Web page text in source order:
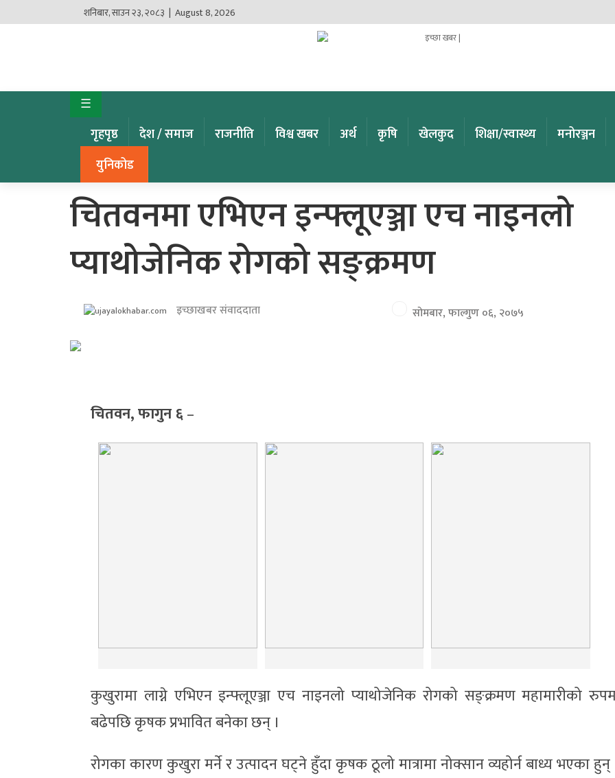
शनिबार,साउन२३,२०८३ | August 8, 2026
देश
☰
गृहपृष्ठ
देश / समाज राजनीति विश्व खबर अर्थ कृषि खेलकुद शिक्षा/स्वास्थ्य मनोरञ्जन
युनिकोड
चितवनमा एभिएन इन्फ्लूएञ्जा एच नाइनलो
प्याथोजेनिक रोगको सङ्क्रमण
इच्छाखबर संवाददाता सोमबार, फाल्गुण ०६, २०७५
चितवन, फागुन ६–
कुखुरामा लाग्ने एभिएन इन्फ्लूएञ्जा एच नाइनलो प्याथोजेनिक रोगको सङ्क्रमण महामारीको
बढेपछि कृषक प्रभावित बनेका छन् ।
रोगका कारण कुखुरा मर्ने र उत्पादन घट्ने हुँदा कृषक ठूलो मात्रामा नोक्सान व्यहोर्न बाध्य भएका हुन्